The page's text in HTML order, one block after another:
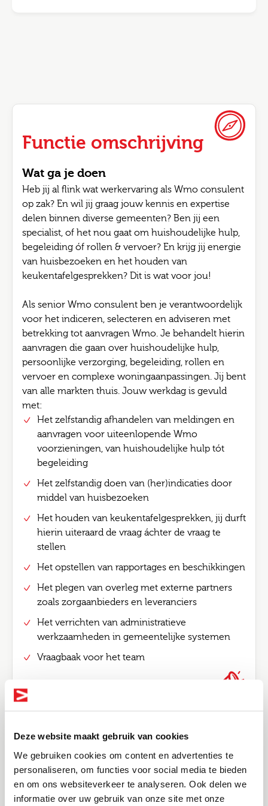
Deze website maakt gebruik van cookies
We gebruiken cookies om content en advertenties te
personaliseren, om functies voor social media te bieden
en om ons websiteverkeer te analyseren. Ook delen we
informatie over uw gebruik van onze site met onze
Functie omschrijving
Wat ga je doen
Heb jij al flink wat werkervaring als Wmo consulent
op zak? En wil jij graag jouw kennis en expertise
delen binnen diverse gemeenten? Ben jij een
specialist, of het nou gaat om huishoudelijke hulp,
begeleiding óf rollen & vervoer? En krijg jij energie
van huisbezoeken en het houden van
keukentafelgesprekken? Dit is wat voor jou!
Als senior Wmo consulent ben je verantwoordelijk
voor het indiceren, selecteren en adviseren met
betrekking tot aanvragen Wmo. Je behandelt hierin
aanvragen die gaan over huishoudelijke hulp,
persoonlijke verzorging, begeleiding, rollen en
vervoer en complexe woningaanpassingen. Jij bent
van alle markten thuis. Jouw werkdag is gevuld
met:
Het zelfstandig afhandelen van meldingen en
aanvragen voor uiteenlopende Wmo
voorzieningen, van huishoudelijke hulp tót
begeleiding
Het zelfstandig doen van (her)indicaties door
middel van huisbezoeken
Het houden van keukentafelgesprekken, jij durft
hierin uiteraard de vraag áchter de vraag te
stellen
Het opstellen van rapportages en beschikkingen
Het plegen van overleg met externe partners
zoals zorgaanbieders en leveranciers
Het verrichten van administratieve
werkzaamheden in gemeentelijke systemen
Vraagbaak voor het team
Functie eisen
Must-haves
Minimaal 5 jaar ervaring als Wmo consulent bij
een gemeente
Een relevante afgeronde hbo opleiding (denk
aan Fysiotherapie, Ergotherapie, Psychologie of